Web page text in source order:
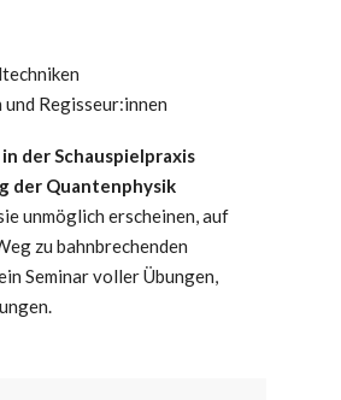
Regisseur:innen
der Schauspielpraxis
der Quantenphysik
unmöglich erscheinen, auf
zu bahnbrechenden
Seminar voller Übungen,